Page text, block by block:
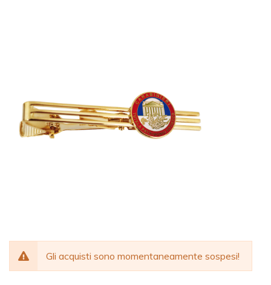
Gli acquisti sono momentaneamente sospesi!